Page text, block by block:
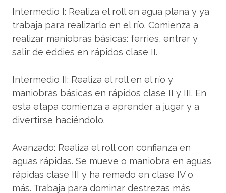
Intermedio I: Realiza el roll en agua plana y ya
trabaja para realizarlo en el río. Comienza a
realizar maniobras básicas: ferries, entrar y
salir de eddies en rápidos clase II.
Intermedio II: Realiza el roll en el río y
maniobras básicas en rápidos clase II y III. En
esta etapa comienza a aprender a jugar y a
divertirse haciéndolo.
Avanzado: Realiza el roll con confianza en
aguas rápidas. Se mueve o maniobra en aguas
rápidas clase III y ha remado en clase IV o
más. Trabaja para dominar destrezas más